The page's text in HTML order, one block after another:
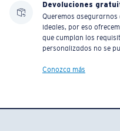
Devoluciones
Queremos asegurarnos
ideales, por eso
que cumplan los
personalizados no se
Conozca más